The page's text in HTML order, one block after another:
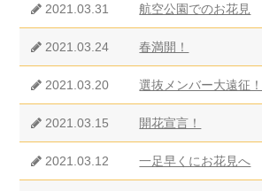
2021.03.31 航空公園でのお花見
2021.03.24 春満開！
2021.03.20 選抜メンバー大遠征！
2021.03.15 開花宣言！
2021.03.12 一足早くにお花見へ